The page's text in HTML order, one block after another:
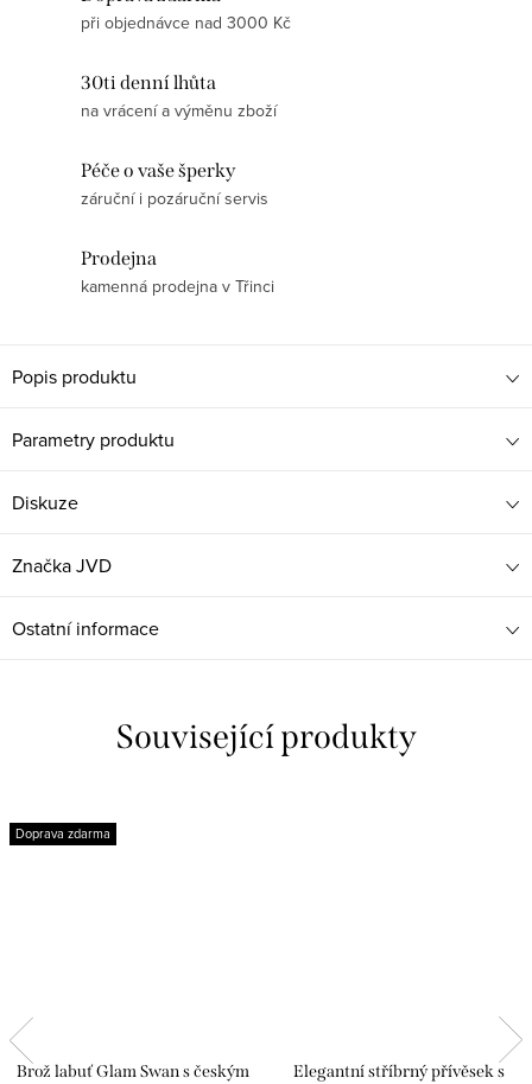
při objednávce nad 3000 Kč
30ti denní lhůta
na vrácení a výměnu zboží
Péče o vaše šperky
záruční i pozáruční servis
Prodejna
kamenná prodejna v Třinci
Popis produktu
Parametry produktu
Diskuze
ZnačkaJVD
Ostatní informace
Související produkty
Doprava zdarma
Brož labuť Glam Swan s českým
Elegantní stříbrný přívěsek s